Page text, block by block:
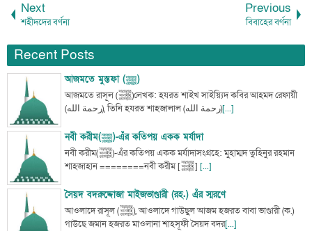
Next
শহীদদের বর্ণনা
Previous
বিবাহের বর্ণনা
Recent Posts
আজমতে মুস্তফা (ﷺ)
আজমতে রাসূল (ﷺ)লেখক: হযরত শাইখ সাইয়্যিদ কবির আহমদ রেফায়ী
(رحمة الله), তিনি হযরত শাহজালাল (رحمة الله)[...]
নবী করীম(ﷺ)-এঁর কতিপয় একক মর্যাদা
নবী করীম(ﷺ)-এঁর কতিপয় একক মর্যাদাসংগ্রহে: মুহাম্মদ তুহিনুর রহমান
শাহজাহান ========নবী করীম [ﷺ] [...]
সৈয়দ বদরুদ্দোজা মাইজভাণ্ডারী (রহ.) এঁর স্মরণে
আওলাদে রাসূল (ﷺ), আওলাদে গাউছুল আজম হজরত বাবা ভাণ্ডারী (ক.)
গাউছে জমান হজরত মাওলানা শাহসূফী সৈয়দ বদর[...]